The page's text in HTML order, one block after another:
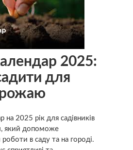
2025:
для
на 2025 рік для садівників
який допоможе
в саду та на городі.